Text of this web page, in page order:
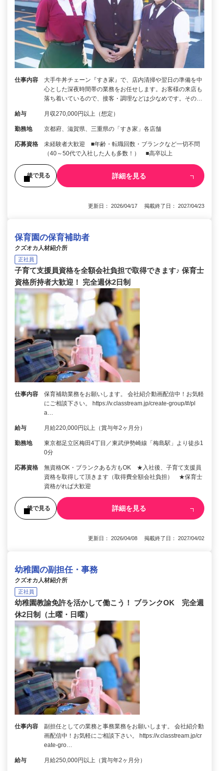
仕事内容
大手牛丼チェーン『すき家』で、店内清掃や翌日の準備を中
心とした深夜時間帯の業務をお任せします。お客様の来店も
落ち着いているので、接客・調理などは少なめです。その…
給与 月収270,000円以上（想定）
勤務地 京都府、滋賀県、三重県の「すき家」各店舗
応募資格
未経験者大歓迎 ■年齢・転職回数・ブランクなど一切不問
（40～50代で入社した人も多数！） ■高卒以上
後で見る 詳細を見る
更新日： 2026/04/17 掲載終了日： 2027/04/23
保育園の保育補助者
クズオカ人材紹介所
正社員
子育て支援員資格を全額会社負担で取得できます♪ 保育士
資格所持者大歓迎！ 完全週休2日制
仕事内容
保育補助業務をお願いします。 会社紹介動画配信中！お気軽
にご相談下さい。 https://v.classtream.jp/create-group/#/pl
a…
給与 月給220,000円以上（賞与年2ヶ月分）
勤務地
東京都足立区梅田4丁目／東武伊勢崎線「梅島駅」より徒歩1
0分
応募資格
無資格OK・ブランクある方もOK ★入社後、子育て支援員
資格を取得して頂きます（取得費全額会社負担） ★保育士
資格がれば大歓迎
後で見る 詳細を見る
更新日： 2026/04/08 掲載終了日： 2027/04/02
幼稚園の副担任・事務
クズオカ人材紹介所
正社員
幼稚園教諭免許を活かして働こう！ ブランクOK 完全週
休2日制（土曜・日曜）
仕事内容
副担任としての業務と事務業務をお願いします。 会社紹介動
画配信中！お気軽にご相談下さい。 https://v.classtream.jp/cr
eate-gro…
給与 月給250,000円以上（賞与年2ヶ月分）